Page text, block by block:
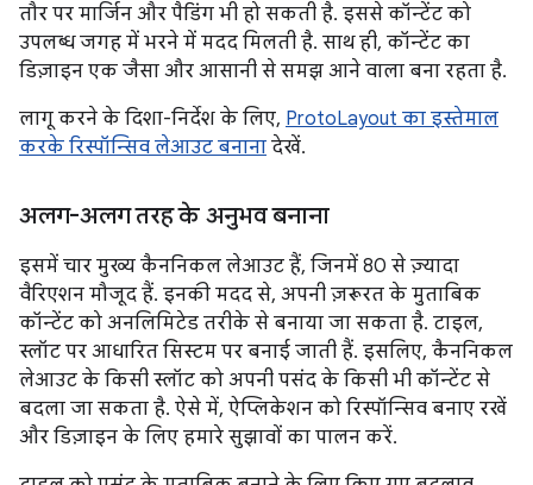
तौर पर मार्जिन और पैडिंग भी हो सकती है. इससे कॉन्टेंट को
उपलब्ध जगह में भरने में मदद मिलती है. साथ ही, कॉन्टेंट का
डिज़ाइन एक जैसा और आसानी से समझ आने वाला बना रहता है.
लागू करने के दिशा-निर्देश के लिए, ProtoLayout का इस्तेमाल
करके रिस्पॉन्सिव लेआउट बनाना देखें.
अलग-अलग तरह के अनुभव बनाना
इसमें चार मुख्य कैननिकल लेआउट हैं, जिनमें 80 से ज़्यादा
वैरिएशन मौजूद हैं. इनकी मदद से, अपनी ज़रूरत के मुताबिक
कॉन्टेंट को अनलिमिटेड तरीके से बनाया जा सकता है. टाइल,
स्लॉट पर आधारित सिस्टम पर बनाई जाती हैं. इसलिए, कैननिकल
लेआउट के किसी स्लॉट को अपनी पसंद के किसी भी कॉन्टेंट से
बदला जा सकता है. ऐसे में, ऐप्लिकेशन को रिस्पॉन्सिव बनाए रखें
और डिज़ाइन के लिए हमारे सुझावों का पालन करें.